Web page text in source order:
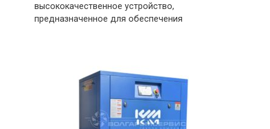
высококачественное устройство,
предназначенное для обеспечения